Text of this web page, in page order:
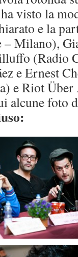
visto la
e la
– Milano),
(Radio
e Ernest
e Riot
alcune foto
: